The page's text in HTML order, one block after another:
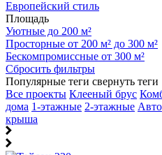
Европейский стиль
Площадь
Уютные до 200 м²
Просторные от 200 м² до 300 м²
Бескомпромиссные от 300 м²
Сбросить фильтры
Популярные теги свернуть теги
Все проекты Клееный брус
дома 1-этажные 2-этажные
крыша